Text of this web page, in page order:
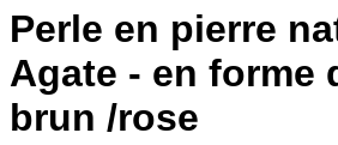
Perle en pierre
Agate - en forme
brun /rose